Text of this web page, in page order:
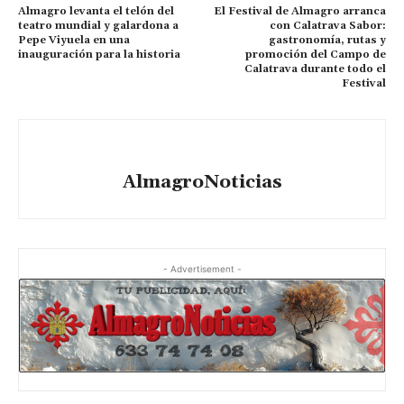
Almagro levanta el telón del
teatro mundial y galardona a
Pepe Viyuela en una
inauguración para la historia
El Festival de Almagro arranca
con Calatrava Sabor:
gastronomía, rutas y
promoción del Campo de
Calatrava durante todo el
Festival
AlmagroNoticias
- Advertisement -